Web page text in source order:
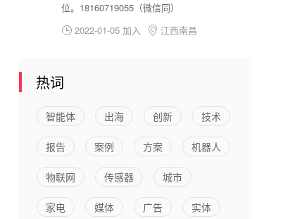
位。18160719055（微信同）
 2022-01-05 加入  江西南昌
热词
智能体 出海 创新 技术
报告 案例 方案 机器人
物联网 传感器 城市
家电 媒体 广告 实体